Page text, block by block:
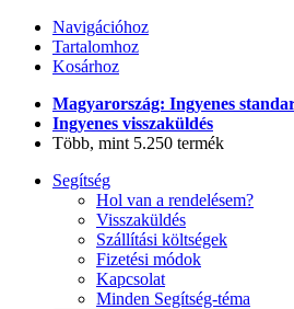
Navigációhoz
Tartalomhoz
Kosárhoz
Magyarország: Ingyenes
Ingyenes visszaküldés
Több, mint 5.250 termék
Segítség
Hol van a rendelésem?
Visszaküldés
Szállítási költségek
Fizetési módok
Kapcsolat
Minden Segítség-téma